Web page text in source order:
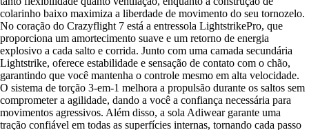
colarinho baixo maximiza a liberdade de movimento do seu tornozelo.
No coração do Crazyflight 7 está a entressola LightstrikePro, que
proporciona um amortecimento suave e um retorno de energia
explosivo a cada salto e corrida. Junto com uma camada secundária
Lightstrike, oferece estabilidade e sensação de contato com o chão,
garantindo que você mantenha o controle mesmo em alta velocidade.
O sistema de torção 3-em-1 melhora a propulsão durante os saltos sem
comprometer a agilidade, dando a você a confiança necessária para
movimentos agressivos. Além disso, a sola Adiwear garante uma
tração confiável em todas as superfícies internas, tornando cada passo